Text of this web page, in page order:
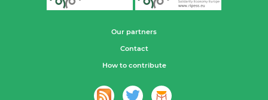
Our partners
Contact
How to contribute